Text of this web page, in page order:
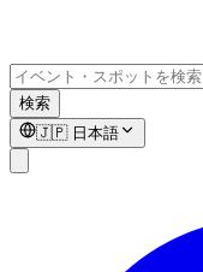
検索
🇯🇵 日本語